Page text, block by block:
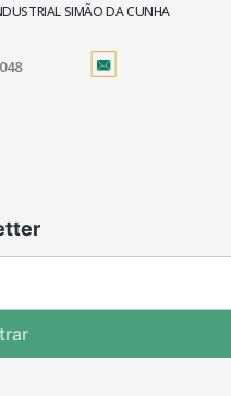
SIMÃO DA CUNHA